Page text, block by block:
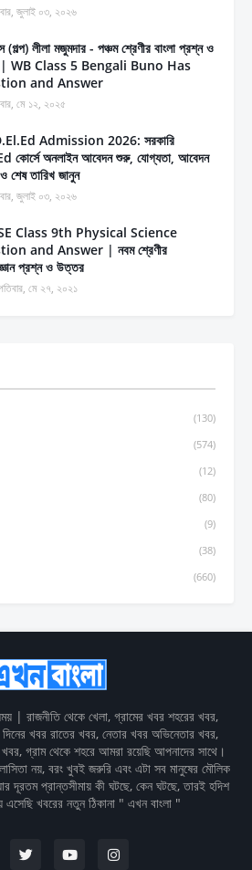
জুলাই ০৩, ২০২৬
(গল্প) লীলা মজুমদার - পঞ্চম শ্রেণীর বাংলা প্রশ্ন ও
WB Class 5 Bengali Buno Has
and Answer
মে ১২, ২০২৫
Admission 2026: সরকারি
কোর্সে অনলাইন আবেদন শুরু, যোগ্যতা, আবেদন
শেষ তারিখ জানুন
জুলাই ০৩, ২০২৬
Class 9th Physical Science
and Answer | নবম শ্রেণীর
প্রশ্ন ও উত্তর
মে ২৭, ২০২১
(130)
(574)
(12)
(80)
(9)
(38)
(660)
| রাজনীতি থেকে খেলা, গ্রামের খবর শহরের খবর,
খবর রাতের খবর, নেতার খবর অভিনেতার খবর,
গ্রাম থেকে শহরে আমরা রয়েছি আপনাদের সাথে।
নয়, বরং খুবই জরুরি এবং এটা সব মানুষের মৌলিক
দূরতম প্রান্তসীমায় কী ঘটছে, কেন ঘটছে, তারই হদিশ
এসেছি খবরের নতুন ঠিকানা " এখন বাংলা "